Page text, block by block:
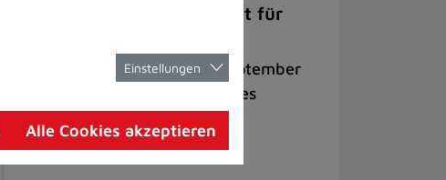
Nach dem Berufsleben Zeit für
Talkveranstaltung am 22. September
macht Lust auf ehrenamtliches
Einstellungen
Alle Cookies akzeptieren